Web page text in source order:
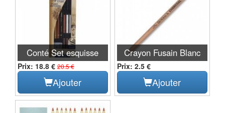
Conté Set esquisse
Prix: 18.8 € 20.5 €
Ajouter
Crayon Fusain Blanc
Prix: 2.5 €
Ajouter